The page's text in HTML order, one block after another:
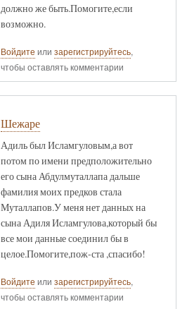
должно же быть.Помогите,если
возможно.
Войдите или зарегистрируйтесь,
чтобы оставлять комментарии
Шежаре
Адиль был Исламгуловым,а вот
потом по имени предположительно
его сына Абдулмуталлапа дальше
фамилия моих предков стала
Муталлапов.У меня нет данных на
сына Адиля Исламгулова,который бы
все мои данные соединил бы в
целое.Помогите,пож-ста ,спасибо!
Войдите или зарегистрируйтесь,
чтобы оставлять комментарии